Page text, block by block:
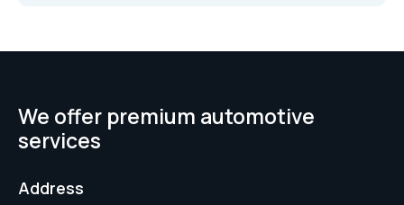
We offer premium automotive
services
Address